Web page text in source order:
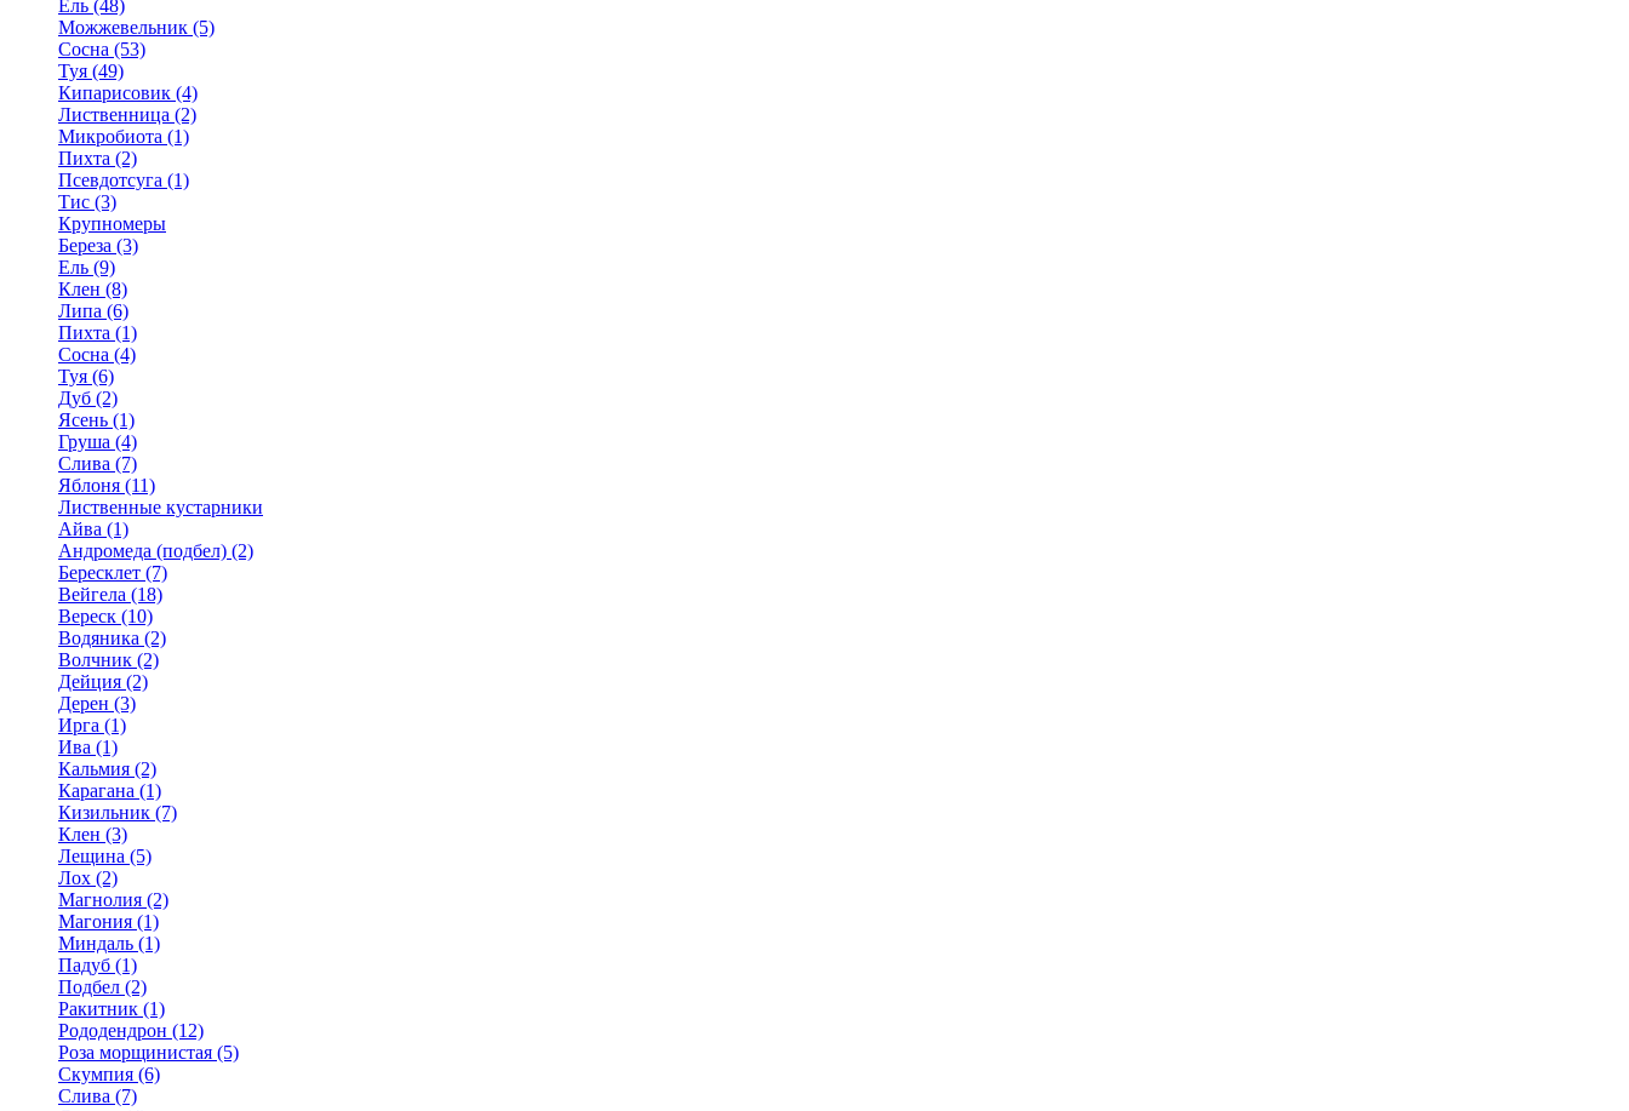
Ель (48)
Можжевельник (5)
Сосна (53)
Туя (49)
Кипарисовик (4)
Лиственница (2)
Микробиота (1)
Пихта (2)
Псевдотсуга (1)
Тис (3)
Крупномеры
Береза (3)
Ель (9)
Клен (8)
Липа (6)
Пихта (1)
Сосна (4)
Туя (6)
Дуб (2)
Ясень (1)
Груша (4)
Слива (7)
Яблоня (11)
Лиственные кустарники
Айва (1)
Андромеда (подбел) (2)
Бересклет (7)
Вейгела (18)
Вереск (10)
Водяника (2)
Волчник (2)
Дейция (2)
Дерен (3)
Ирга (1)
Ива (1)
Кальмия (2)
Карагана (1)
Кизильник (7)
Клен (3)
Лещина (5)
Лох (2)
Магнолия (2)
Магония (1)
Миндаль (1)
Падуб (1)
Подбел (2)
Ракитник (1)
Рододендрон (12)
Роза морщинистая (5)
Скумпия (6)
Слива (7)